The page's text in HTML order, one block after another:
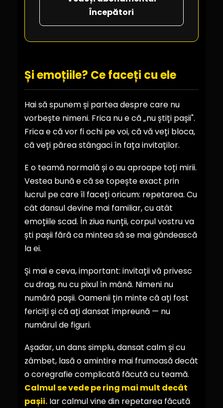
Începători
Și emoțiile? Ce faceți cu ele
Hai să spunem și partea despre care nu
vorbește nimeni. Frica nu e că „nu știți pașii".
Frica e că vor fi ochi pe voi, că vă veți bloca,
că veți părea stângaci în fața invitaților.
E o teamă normală și o au aproape toți mirii.
Vestea bună e că se topește exact prin
lucrul pe care îl faceți oricum: repetarea. Cu
cât dansul devine mai familiar, cu atât
emoțiile scad. În ziua nunții, corpul vostru va
ști pașii fără ca mintea să se mai gândească
la ei.
Și mai e ceva, important: invitații vă privesc
cu drag, nu cu pixul în mână. Nimeni nu
numără pașii. Oamenii țin minte că ați fost
fericiți și că ați dansat împreună — nu
numărul de figuri.
Așadar, un dans simplu, dansat calm și cu
zâmbet, lasă o amintire mai frumoasă decât
o coregrafie complicată făcută cu teamă.
Calmul se vede pe ring mai mult decât
pașii. Iar calmul vine din repetarea făcută